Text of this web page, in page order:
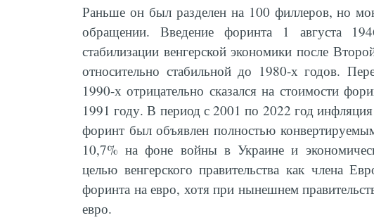
Раньше он был разделен на 100 филлеров, но
обращении. Введение форинта 1 августа
стабилизации венгерской экономики после
относительно стабильной до 1980-х годов.
1990-х отрицательно сказался на стоимости
1991 году. В период с 2001 по 2022 год
форинт был объявлен полностью
10,7% на фоне войны в Украине и
целью венгерского правительства как члена
форинта на евро, хотя при нынешнем
евро.